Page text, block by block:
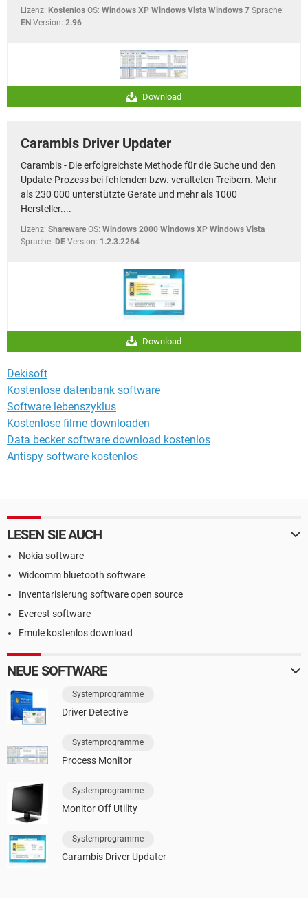
Lizenz: Kostenlos OS: Windows XP Windows Vista Windows 7 Sprache:
EN Version: 2.96
Download
Carambis Driver Updater
Carambis - Die erfolgreichste Methode für die Suche und den
Update-Prozess bei fehlenden bzw. veralteten Treibern. Mehr
als 230 000 unterstützte Geräte und mehr als 1000
Hersteller....
Lizenz: Shareware OS: Windows 2000 Windows XP Windows Vista
Sprache: DE Version: 1.2.3.2264
Download
Dekisoft
Kostenlose datenbank software
Software lebenszyklus
Kostenlose filme downloaden
Data becker software download kostenlos
Antispy software kostenlos
LESEN SIE AUCH
Nokia software
Widcomm bluetooth software
Inventarisierung software open source
Everest software
Emule kostenlos download
NEUE SOFTWARE
Systemprogramme
Driver Detective
Systemprogramme
Process Monitor
Systemprogramme
Monitor Off Utility
Systemprogramme
Carambis Driver Updater